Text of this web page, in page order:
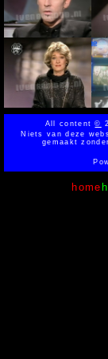
All content©
Niets van deze
gemaakt
home